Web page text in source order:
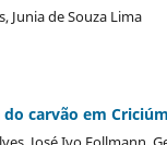
Junia de Souza Lima
carvão em